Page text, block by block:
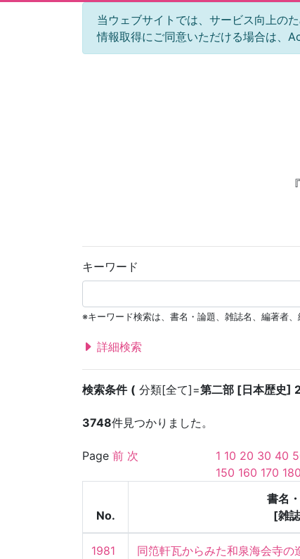
当ウェブサイトでは、サービス向上の
情報取得にご同意いただける場合は、
キーワード
※キーワード検索は、書名・論題、雑誌名、編著者
詳細検索
検索条件 分類[全て]=第二部 [日本歴史]
3748件見つかりました。
Page 前 次 1 10 20 30 40
150 160 170 180
No.
書名
[雑
1981
同笵軒瓦からみた和泉海会寺の